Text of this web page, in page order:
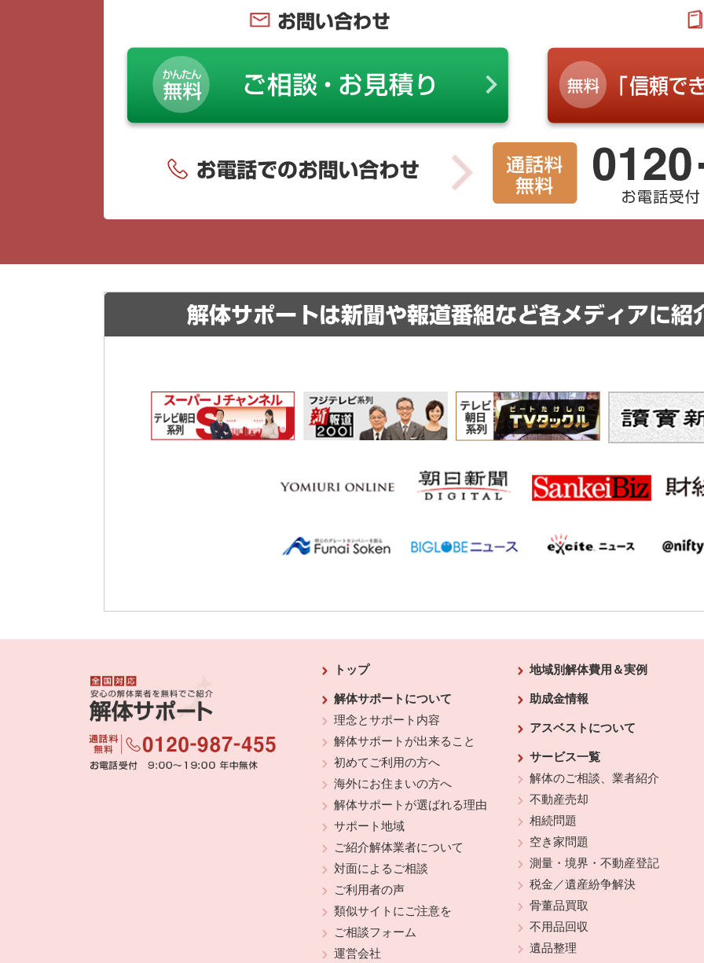
お問い合わせ
解体サポートは新聞や報道番組など各メディアに紹
トップ
解体サポートについて
理念とサポート内容
解体サポートが出来ること
初めてご利用の方へ
海外にお住まいの方へ
解体サポートが選ばれる理由
サポート地域
ご紹介解体業者について
対面によるご相談
ご利用者の声
類似サイトにご注意を
ご相談フォーム
運営会社
地域別解体費用＆実例
助成金情報
アスベストについて
サービス一覧
解体のご相談、業者紹介
不動産売却
相続問題
空き家問題
測量・境界・不動産登記
税金／遺産紛争解決
骨董品買取
不用品回収
遺品整理